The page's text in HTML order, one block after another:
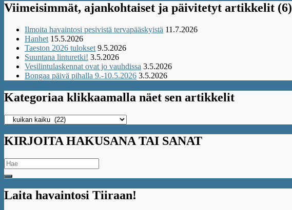
Viimeisimmät, ajankohtaiset ja päivitetyt artikkelit (6)
Ilmoita havaintosi pesivistä tervapääskyistä 11.7.2026
Hanhet 15.5.2026
Taeston 2026 tulokset 9.5.2026
Suuntana linturetki! 3.5.2026
Vesilintulaskennat ovat jo vauhdissa 3.5.2026
Bongaa päivä pihalla 9.-10.5.2026 3.5.2026
Kategoriaa klikkaamalla näet sen artikkelit
Kategoriaa
näet
sen
KIRJOITA HAKUSANA TAI SANAT
Search
for:
Laita havaintosi Tiiraan!